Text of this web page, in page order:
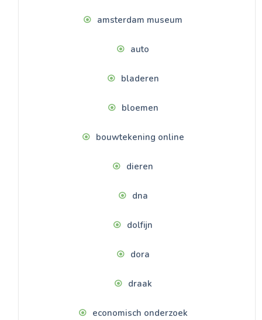
amsterdam museum
auto
bladeren
bloemen
bouwtekening online
dieren
dna
dolfijn
dora
draak
economisch onderzoek